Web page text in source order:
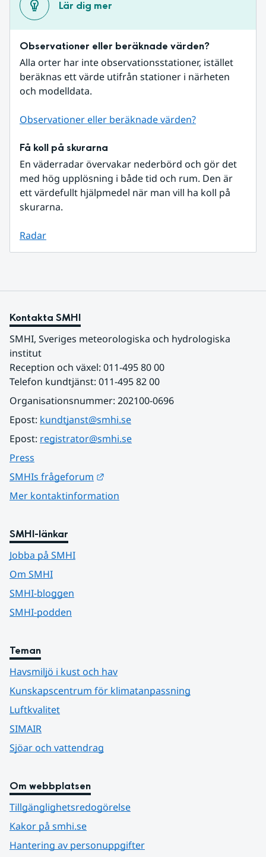
Lär dig mer
Observationer eller beräknade värden?
Alla orter har inte observationsstationer, istället
beräknas ett värde utifrån stationer i närheten
och modelldata.
Observationer eller beräknade värden?
Få koll på skurarna
En väderradar övervakar nederbörd och gör det
med hög upplösning i både tid och rum. Den är
ett värdefullt hjälpmedel när man vill ha koll på
skurarna.
Radar
Kontakta SMHI
SMHI, Sveriges meteorologiska och hydrologiska
institut
Reception och växel: 011-495 80 00
Telefon kundtjänst: 011-495 82 00
Organisationsnummer: 202100-0696
Epost: kundtjanst@smhi.se
Epost: registrator@smhi.se
Press
SMHIs frågeforum
Mer kontaktinformation
SMHI-länkar
Jobba på SMHI
Om SMHI
SMHI-bloggen
SMHI-podden
Teman
Havsmiljö i kust och hav
Kunskapscentrum för klimatanpassning
Luftkvalitet
SIMAIR
Sjöar och vattendrag
Om webbplatsen
Tillgänglighetsredogörelse
Kakor på smhi.se
Hantering av personuppgifter